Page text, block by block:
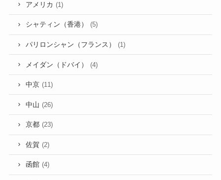
アメリカ (1)
シャティン（香港） (5)
パリロンシャン（フランス） (1)
メイダン（ドバイ） (4)
中京 (11)
中山 (26)
京都 (23)
佐賀 (2)
函館 (4)